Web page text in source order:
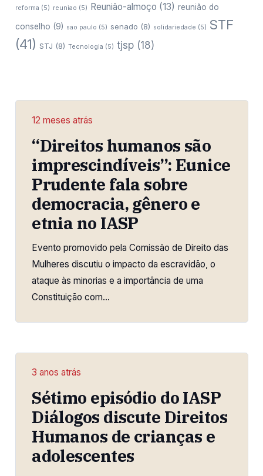
reforma (5) reuniao (5) Reunião-almoço (13) reunião do
conselho (9) sao paulo (5) senado (8) solidariedade (5) STF
(41) STJ (8) Tecnologia (5) tjsp(18)
12 meses atrás
“Direitos humanos são
imprescindíveis”: Eunice
Prudente fala sobre
democracia, gênero e
etnia no IASP
Evento promovido pela Comissão de Direito das
Mulheres discutiu o impacto da escravidão, o
ataque às minorias e a importância de uma
Constituição com…
3 anos atrás
Sétimo episódio do IASP
Diálogos discute Direitos
Humanos de crianças e
adolescentes